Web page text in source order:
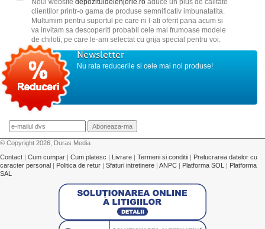
Noul website depozituldelenjerie.roaduce un plus de calitate
clientilor printr-o gama de produse semnificativ imbunatatita.
Multumim pentru suportul pe care ni l-ati oferit pana acum si
va invitam sa descoperiti probabil cele mai frumoase modele
de chiloti, pe care le-am selectat cu grija special pentru voi.
Newsletter
Nu rata reducerile si cele mai noi produse!
© Copyright 2026, Duras Media
Contact | Cum cumpar | Cum platesc | Livrare | Termeni si conditii | Prelucrarea datelor cu
caracter personal | Politica de retur | Sfaturi intretinere | ANPC | Platforma SOL | Platforma
SAL